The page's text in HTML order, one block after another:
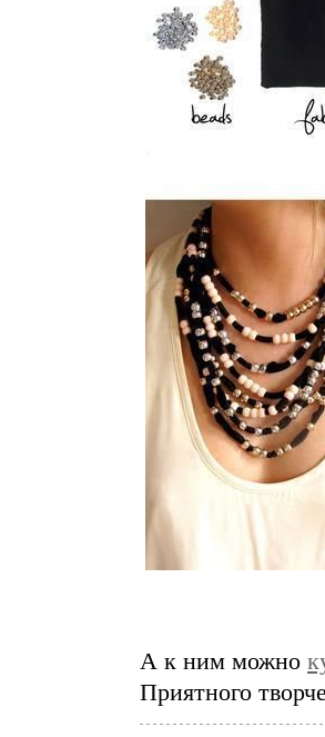
А к ним можно
Приятного